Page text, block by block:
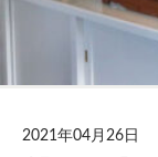
2021年04月26日